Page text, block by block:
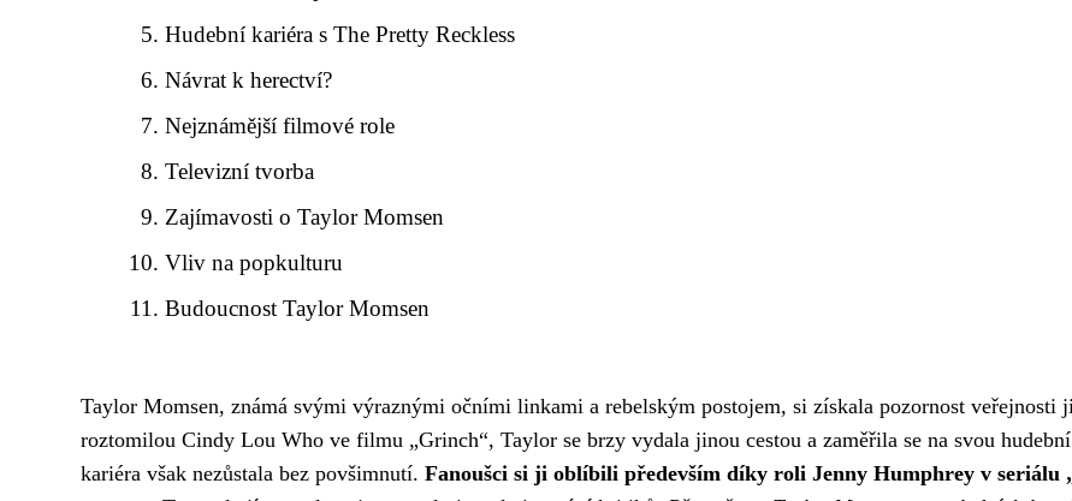
Hudební kariéra s The Pretty Reckless
Návrat k herectví?
Nejznámější filmové role
Televizní tvorba
Zajímavosti o Taylor Momsen
Vliv na popkulturu
Budoucnost Taylor Momsen
Taylor Momsen, známá svými výraznými očními linkami a rebelským postojem, si získala pozornost
roztomilou Cindy Lou Who ve filmu „Grinch“, Taylor se brzy vydala jinou cestou a zaměřila se na svou
kariéra však nezůstala bez povšimnutí. Fanoušci si ji oblíbili především díky roli Jenny Humphrey v seriálu